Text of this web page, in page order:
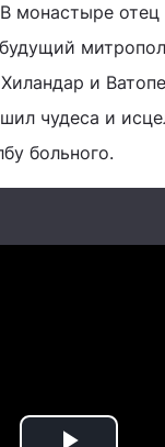
монастыре
и
чудеса и
больного.